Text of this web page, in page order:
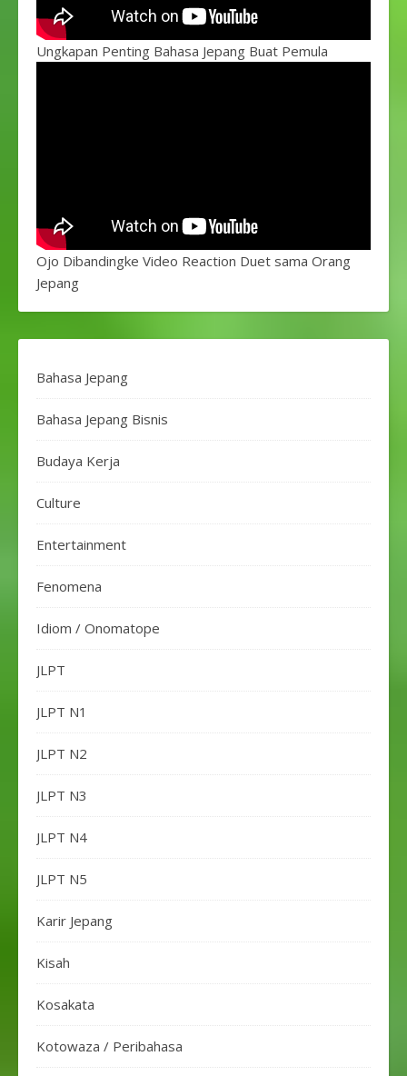
Ungkapan Penting Bahasa Jepang Buat Pemula
Ojo Dibandingke Video Reaction Duet sama Orang
Jepang
Bahasa Jepang
Bahasa Jepang Bisnis
Budaya Kerja
Culture
Entertainment
Fenomena
Idiom / Onomatope
JLPT
JLPT N1
JLPT N2
JLPT N3
JLPT N4
JLPT N5
Karir Jepang
Kisah
Kosakata
Kotowaza / Peribahasa